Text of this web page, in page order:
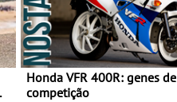
Honda VFR 400R: genes de
competição